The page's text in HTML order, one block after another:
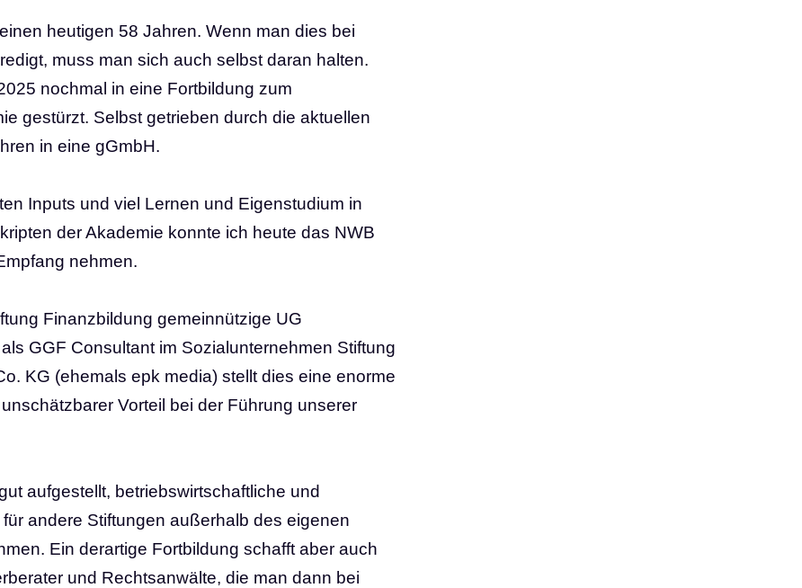
heutigen 58 Jahren. Wenn man dies bei
muss man sich auch selbst daran halten.
nochmal in eine Fortbildung zum
gestürzt. Selbst getrieben durch die aktuellen
in eine gGmbH.
Inputs und viel Lernen und Eigenstudium in
der Akademie konnte ich heute das NWB
nehmen.
Finanzbildung gemeinnützige UG
GGF Consultantim Sozialunternehmen Stiftung
KG (ehemals epk media) stellt dies eine enorme
Vorteil bei der Führung unserer
aufgestellt, betriebswirtschaftliche und
für andere Stiftungen außerhalb des eigenen
Ein derartige Fortbildung schafft aber auch
und Rechtsanwälte, die man dann bei